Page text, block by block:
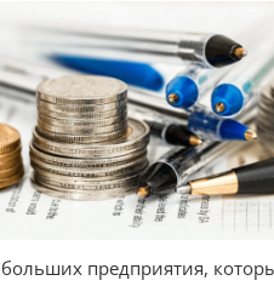
больших предприятия,